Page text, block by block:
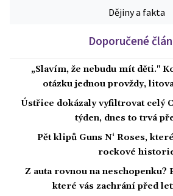
Dějiny a fakta
Doporučené
„Slavím, že nebudu mít děti."
otázku jednou provždy,
Ústřice dokázaly vyfiltrovat celý
týden, dnes to trvá
Pět klipů Guns N‘ Roses,
rockové
Z auta rovnou na
které vás zachrání před